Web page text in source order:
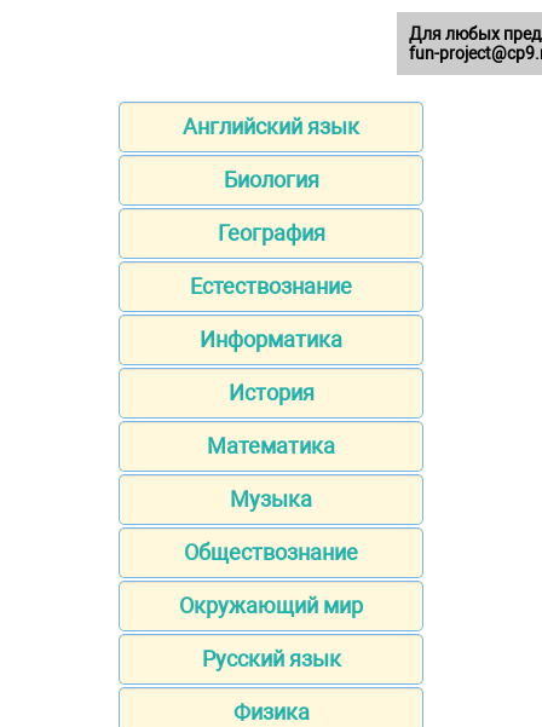
Английский язык
Биология
География
Естествознание
Информатика
История
Математика
Музыка
Обществознание
Окружающий мир
Русский язык
Физика
Для любых
fun-